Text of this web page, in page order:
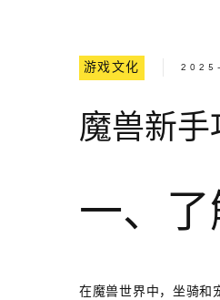
游戏文化
魔兽新手
一、了
在魔兽世界中，坐骑和